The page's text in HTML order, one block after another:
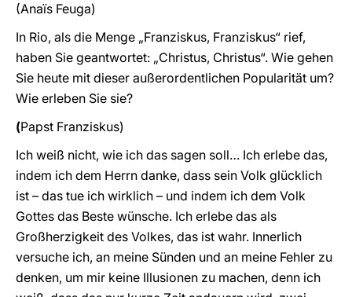
(Anaïs Feuga)
In Rio, als die Menge „Franziskus, Franziskus“ rief,
haben Sie geantwortet: „Christus, Christus“. Wie gehen
Sie heute mit dieser außerordentlichen Popularität um?
Wie erleben Sie sie?
(Papst Franziskus)
Ich weiß nicht, wie ich das sagen soll… Ich erlebe das,
indem ich dem Herrn danke, dass sein Volk glücklich
ist – das tue ich wirklich – und indem ich dem Volk
Gottes das Beste wünsche. Ich erlebe das als
Großherzigkeit des Volkes, das ist wahr. Innerlich
versuche ich, an meine Sünden und an meine Fehler zu
denken, um mir keine Illusionen zu machen, denn ich